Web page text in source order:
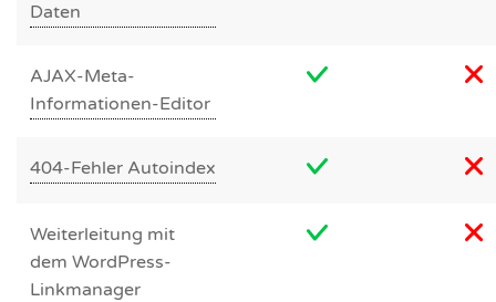
Daten
AJAX-Meta-
Informationen-Editor
404-Fehler Autoindex
Weiterleitung mit
dem WordPress-
Linkmanager